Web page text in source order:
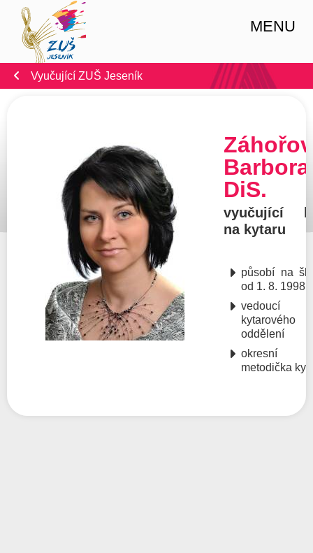
MENU
Vyučující ZUŠ Jeseník
DiS.
vyučující
na kytaru
působí na
od 1. 8. 1998
vedoucí
kytarového
oddělení
okresní
metodička